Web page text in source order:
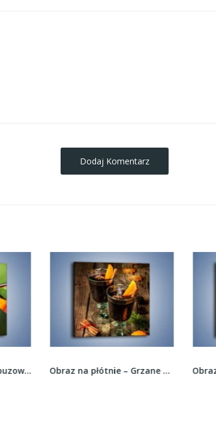
Dodaj Komentarz
Obraz na płótnie – Grzane wino idealne na... Obraz na płótnie – Sałatkowy mix warzywny –...